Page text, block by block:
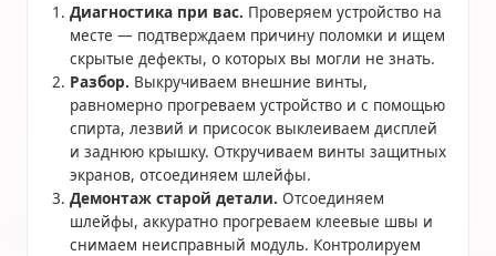
Диагностика при вас. Проверяем устройство на
месте — подтверждаем причину поломки и ищем
скрытые дефекты, о которых вы могли не знать.
Разбор. Выкручиваем внешние винты,
равномерно прогреваем устройство и с помощью
спирта, лезвий и присосок выклеиваем дисплей
и заднюю крышку. Откручиваем винты защитных
экранов, отсоединяем шлейфы.
Демонтаж старой детали. Отсоединяем
шлейфы, аккуратно прогреваем клеевые швы и
снимаем неисправный модуль. Контролируем